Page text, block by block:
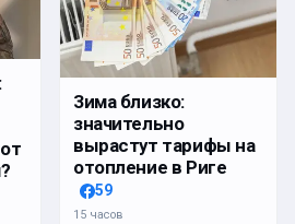
Зима близко:
значительно
вырастут тарифы на
отопление в Риге
59
15 часов